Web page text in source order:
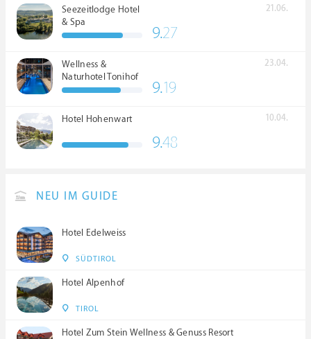
Seezeitlodge Hotel
& Spa
21.06.
9.27
Wellness &
Naturhotel Tonihof
****S
23.04.
9.19
Hotel Hohenwart 10.04.
9.48
NEU IM GUIDE
Hotel Edelweiss
SÜDTIROL
Hotel Alpenhof
TIROL
Hotel Zum Stein Wellness & Genuss Resort